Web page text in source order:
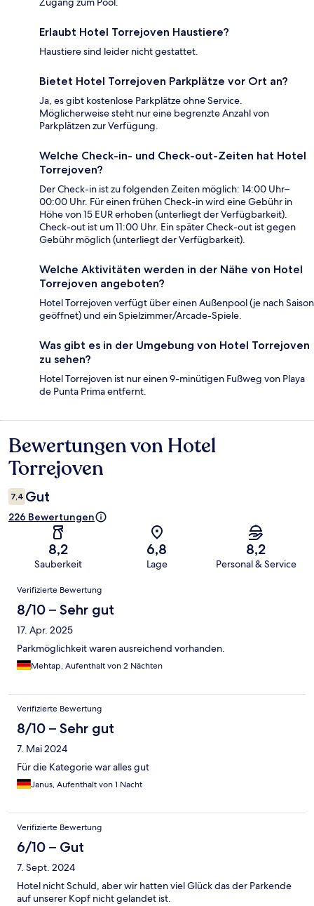
Erlaubt Hotel Torrejoven Haustiere?
Haustiere sind leider nicht gestattet.
Bietet Hotel Torrejoven Parkplätze vor Ort an?
Ja, es gibt kostenlose Parkplätze ohne Service.
Möglicherweise steht nur eine begrenzte Anzahl von
Parkplätzen zur Verfügung.
Welche Check-in- und Check-out-Zeiten hat Hotel
Torrejoven?
Der Check-in ist zu folgenden Zeiten möglich: 14:00 Uhr–
00:00 Uhr. Für einen frühen Check-in wird eine Gebühr in
Höhe von 15 EUR erhoben (unterliegt der Verfügbarkeit).
Check-out ist um 11:00 Uhr. Ein später Check-out ist gegen
Gebühr möglich (unterliegt der Verfügbarkeit).
Welche Aktivitäten werden in der Nähe von Hotel
Torrejoven angeboten?
Hotel Torrejoven verfügt über einen Außenpool (je nach Saison
geöffnet) und ein Spielzimmer/Arcade-Spiele.
Was gibt es in der Umgebung von Hotel Torrejoven
zu sehen?
Hotel Torrejoven ist nur einen 9-minütigen Fußweg von Playa
de Punta Prima entfernt.
Bewertungen
Bewertungen von Hotel
Torrejoven
7,4 Gut
226 Bewertungen
8,2
Sauberkeit
6,8
Lage
8,2
Personal & Service
Bewertungen
Verifizierte Bewertung
8/10 – Sehr gut
17. Apr. 2025
Parkmöglichkeit waren ausreichend vorhanden.
Mehtap, Aufenthalt von 2 Nächten
Verifizierte Bewertung
8/10 – Sehr gut
7. Mai 2024
Für die Kategorie war alles gut
Janus, Aufenthalt von 1 Nacht
Verifizierte Bewertung
6/10 – Gut
7. Sept. 2024
Hotel nicht Schuld, aber wir hatten viel Glück das der Parkende
auf unserer Kopf nicht gelandet ist.